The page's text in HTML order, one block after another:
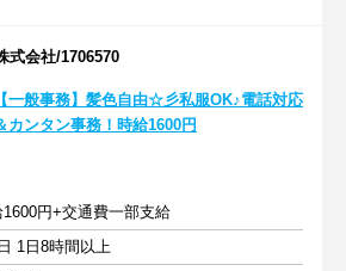
式会社/1706570
【一般事務】髪色自由☆彡私服OK♪電話対応
カンタン事務！時給1600円
1600円+交通費一部支給
1日8時間以上